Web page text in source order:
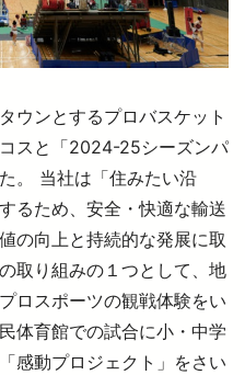
ウンとするプロバスケット
スと「2024-25シーズンパ
。 当社は「住みたい沿
るため、安全・快適な輸送
の向上と持続的な発展に取
取り組みの１つとして、地
ロスポーツの観戦体験をい
体育館での試合に小・中学
感動プロジェクト」をさい